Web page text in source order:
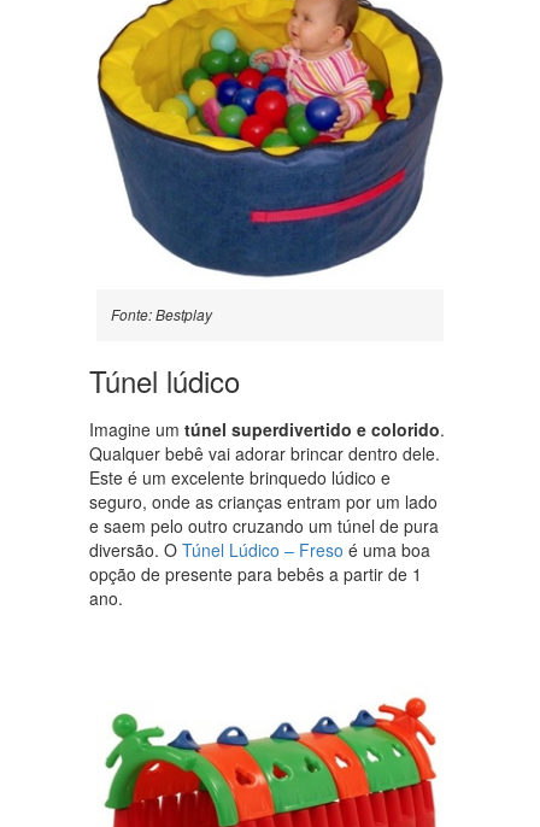
Fonte: Bestplay
Túnel lúdico
Imagine um túnel superdivertido e colorido.
Qualquer bebê vai adorar brincar dentro dele.
Este é um excelente brinquedo lúdico e
seguro, onde as crianças entram por um lado
e saem pelo outro cruzando um túnel de pura
diversão. O Túnel Lúdico – Freso é uma boa
opção de presente para bebês a partir de 1
ano.